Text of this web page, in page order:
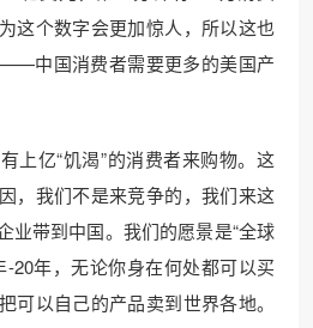
这个数字会更加惊人，所以这也
中国消费者需要更多的美国产
上亿“饥渴”的消费者来购物。这
，我们不是来竞争的，我们来这
业带到中国。我们的愿景是“全球
-20年，无论你身在何处都可以买
可以自己的产品卖到世界各地。